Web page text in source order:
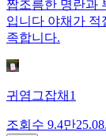
짭조름한 명란과
입니다 야채가
족합니다.
귀염그잡채1
조회수 9.4만